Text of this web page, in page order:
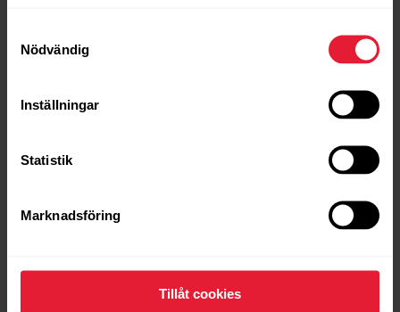
Nödvändig
Inställningar
Statistik
Marknadsföring
Tillåt cookies